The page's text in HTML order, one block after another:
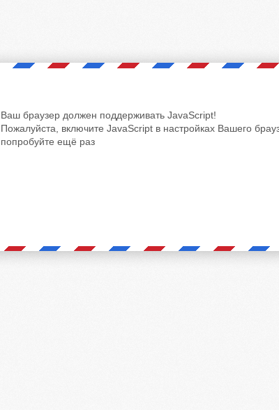
Ваш браузер должен поддерживать JavaScript!
Пожалуйста, включите JavaScript в настройках Вашего
попробуйте ещё раз